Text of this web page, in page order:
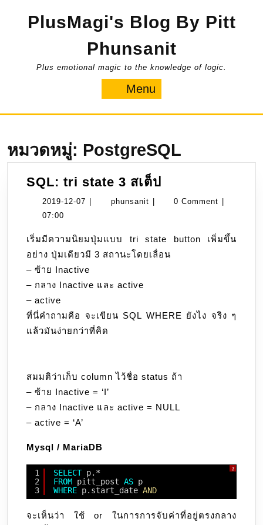
PlusMagi's Blog By Pitt
Phunsanit
Plus emotional magic to the knowledge of logic.
Menu
หมวดหมู่: PostgreSQL
SQL: tri state 3 สเต็ป
tri
ส
เต็ป
2019-12-07 2019- phunsanit phunsanit0 Comment
07:00
เริ่มมีความนิยมปุ่มแบบ tri state button เพิ่มขึ้น
อย่าง ปุ่มเดียวมี 3 สถานะโดยเลื่อน
– ซ้าย Inactive
– กลาง Inactive และ active
– active
ที่นี่คำถามคือ จะเขียน SQL WHERE ยังไง จริง ๆ
แล้วมันง่ายกว่าที่คิด
สมมติว่าเก็บ column ไว้ชื่อ status ถ้า
– ซ้าย Inactive = ‘I’
– กลาง Inactive และ active = NULL
– active = ‘A’
Mysql / MariaDB
?
1
2
3
SELECT p.*
FROM pitt_post AS p
WHERE p.start_date AND
จะเห็นว่า ใช้ or ในการการจับค่าที่อยู่ตรงกลาง